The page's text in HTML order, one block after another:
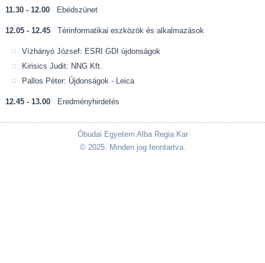
11.30 - 12.00 Ebédszünet
12.05 - 12.45Térinformatikai eszközök és alkalmazások
Vízhányó József: ESRI GDI újdonságok
Kirisics Judit: NNG Kft.
Pallos Péter: Újdonságok - Leica
12.45 - 13.00 Eredményhirdetés
Óbudai Egyetem Alba Regia Kar
© 2025. Minden jog fenntartva.